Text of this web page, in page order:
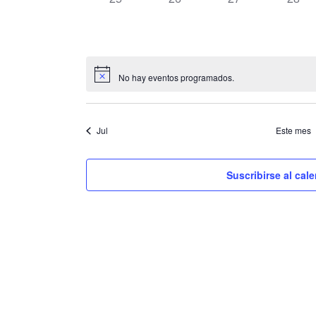
No hay eventos programados.
Jul Este mes
Suscribirse al